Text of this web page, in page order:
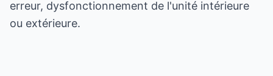
erreur, dysfonctionnement de l'unité intérieure
ou extérieure.